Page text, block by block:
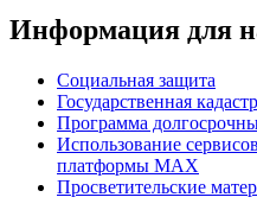
Информация для
Социальная защита
Государственная
Программа
Использование
платформы MAX
Просветительские